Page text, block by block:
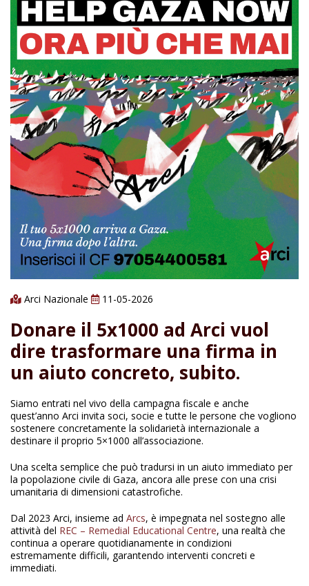
Arci Nazionale 11-05-2026
Donare il 5x1000 ad Arci vuol
dire trasformare una firma in
un aiuto concreto, subito.
Siamo entrati nel vivo della campagna fiscale e anche
quest’anno Arci invita soci, socie e tutte le persone che vogliono
sostenere concretamente la solidarietà internazionale a
destinare il proprio 5×1000 all’associazione.
Una scelta semplice che può tradursi in un aiuto immediato per
la popolazione civile di Gaza, ancora alle prese con una crisi
umanitaria di dimensioni catastrofiche.
Dal 2023 Arci, insieme ad Arcs, è impegnata nel sostegno alle
attività del REC – Remedial Educational Centre, una realtà che
continua a operare quotidianamente in condizioni
estremamente difficili, garantendo interventi concreti e
immediati.